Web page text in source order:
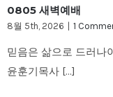
0805 새벽예배
8월 5th, 2026 1
믿음은 삶으로 드러나
윤훈기목사 [...]